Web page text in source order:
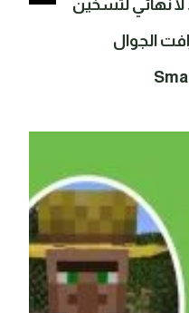
نهائي لتسخين
الجوال